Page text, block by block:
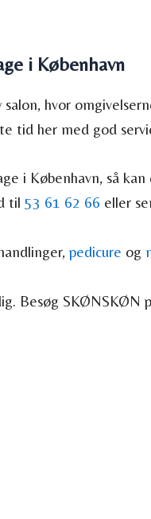
i København
hvor
tid her med god
i København, så
til 53 61 62 66 eller
pedicure og
Besøg SKØNSKØN